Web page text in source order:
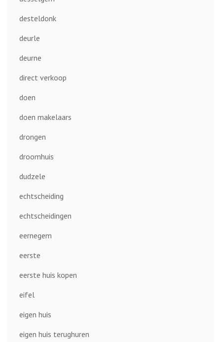
desteldonk
deurle
deurne
direct verkoop
doen
doen makelaars
drongen
droomhuis
dudzele
echtscheiding
echtscheidingen
eernegem
eerste
eerste huis kopen
eifel
eigen huis
eigen huis terughuren